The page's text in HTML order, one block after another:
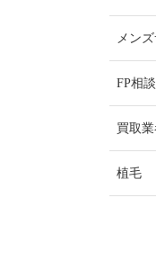
メン
FP相談
買取
植毛